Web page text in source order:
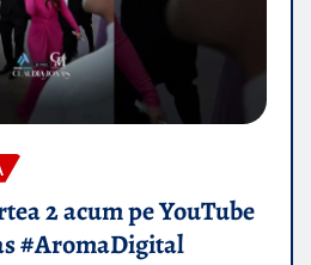
2 acum pe YouTube
#AromaDigital